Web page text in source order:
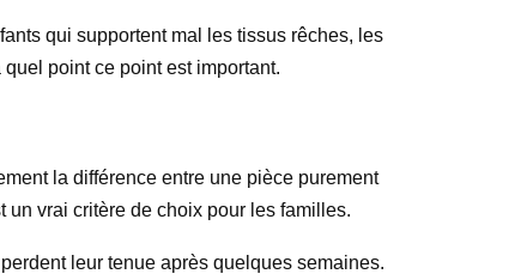
qui supportent mal les tissus rêches, les
point ce point est important.
la différence entre une pièce purement
vrai critère de choix pour les familles.
leur tenue après quelques semaines.